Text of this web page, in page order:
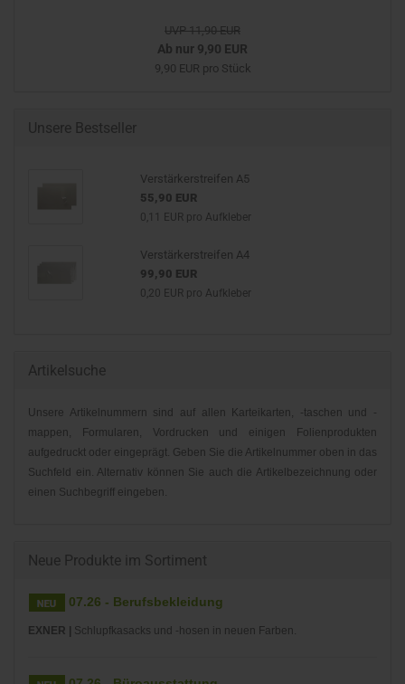
UVP 11,90 EUR
Ab nur 9,90 EUR
9,90 EUR pro Stück
Unsere Bestseller
Verstärkerstreifen A5
55,90 EUR
0,11 EUR pro Aufkleber
Verstärkerstreifen A4
99,90 EUR
0,20 EUR pro Aufkleber
Artikelsuche
Unsere Artikelnummern sind auf allen Karteikarten, -taschen und -
mappen, Formularen, Vordrucken und einigen Folienprodukten
aufgedruckt oder eingeprägt. Geben Sie die Artikelnummer oben in das
Suchfeld ein. Alternativ können Sie auch die Artikelbezeichnung oder
einen Suchbegriff eingeben.
Neue Produkte im Sortiment
07.26 - Berufsbekleidung
EXNER | Schlupfkasacks und -hosen in neuen Farben.